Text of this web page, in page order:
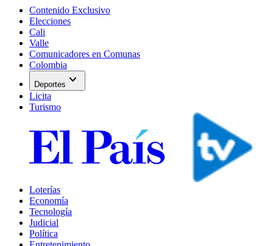
Contenido Exclusivo
Elecciones
Cali
Valle
Comunicadores en Comunas
Colombia
Deportes expand_more
Licita
Turismo
Loterías
Economía
Tecnología
Judicial
Política